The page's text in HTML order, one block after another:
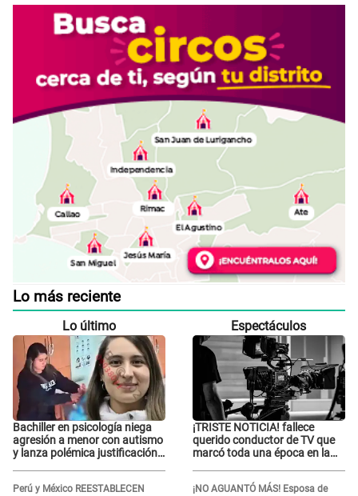
Lo más reciente
Lo último
Bachiller en psicología niega
agresión a menor con autismo
y lanza polémica justificación:
Perú y México REESTABLECEN
Espectáculos
¡TRISTE NOTICIA! fallece
querido conductor de TV que
marcó toda una época en la
¡NO AGUANTÓ MÁS! Esposa de